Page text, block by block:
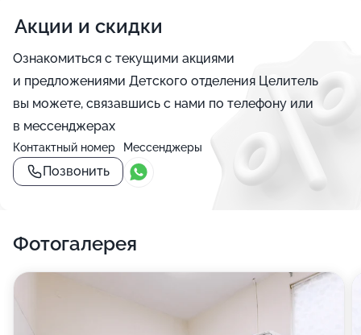
Акции и скидки
Ознакомиться с текущими акциями
и предложениями Детского отделения Целитель
вы можете, связавшись с нами по телефону или
в мессенджерах
Контактный номер
Позвонить
Мессенджеры
Фотогалерея